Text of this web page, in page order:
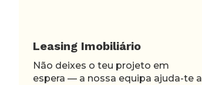
Leasing Imobiliário
Não deixes o teu projeto em
espera — a nossa equipa ajuda-te a